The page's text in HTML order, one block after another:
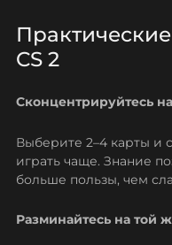
CS 2
Сконцентрируйтесь
Выберите 2–4 карты и
играть чаще. Знание
больше пользы, чем
Разминайтесь на той